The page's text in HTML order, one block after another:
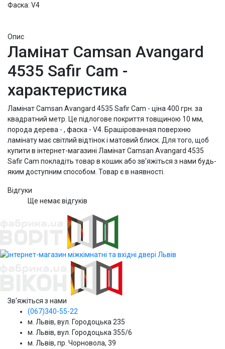
Фаска: V4
Опис
Ламінат Camsan Avangard
4535 Safir Cam -
характеристика
Ламінат Camsan Avangard 4535 Safir Cam - ціна 400 грн. за
квадратний метр. Це підлогове покриття товщиною 10 мм,
порода дерева - , фаска - V4. Брашірованная поверхню
ламінату має світлий відтінок і матовий блиск. Для того, щоб
купити в інтернет-магазині Ламінат Camsan Avangard 4535
Safir Cam покладіть товар в кошик або зв'яжіться з нами будь-
яким доступним способом. Товар є в наявності.
Відгуки
Ще немає відгуків
Зв'яжіться з нами
(067)340-55-22
м. Львів, вул. Городоцька 235
м. Львів, вул. Городоцька 355/6
м. Львів, пр. Чорновола, 39